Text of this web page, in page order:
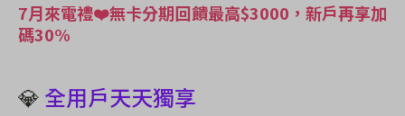
7月來電禮❤️無卡分期回饋最高$3000，新戶再享加
碼30%
💎 全用戶天天獨享